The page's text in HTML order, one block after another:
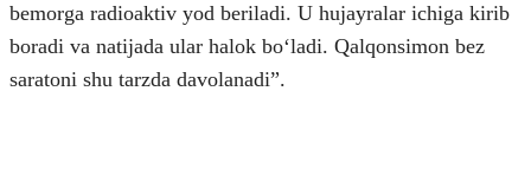
bemorga radioaktiv yod beriladi. U hujayralar ichiga kirib
boradi va natijada ular halok boʻladi. Qalqonsimon bez
saratoni shu tarzda davolanadi”.